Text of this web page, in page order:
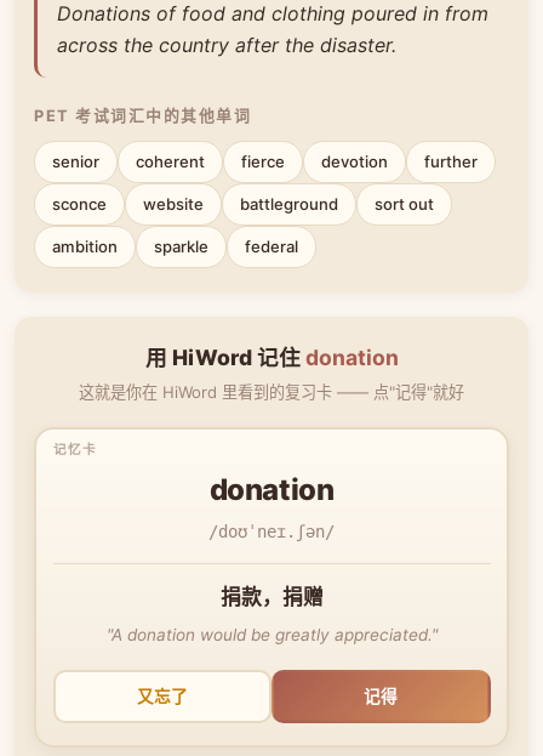
Donations of food and clothing poured in from
across the country after the disaster.
PET 考试词汇中的其他单词
senior coherent fierce devotion further
sconce website battleground sort out
ambition sparkle federal
用 HiWord 记住donation
这就是你在 HiWord 里看到的复习卡 —— 点"记得"就好
donation
/doʊˈneɪ.ʃən/
捐款，捐赠
"A donation would be greatly appreciated."
又忘了 记得